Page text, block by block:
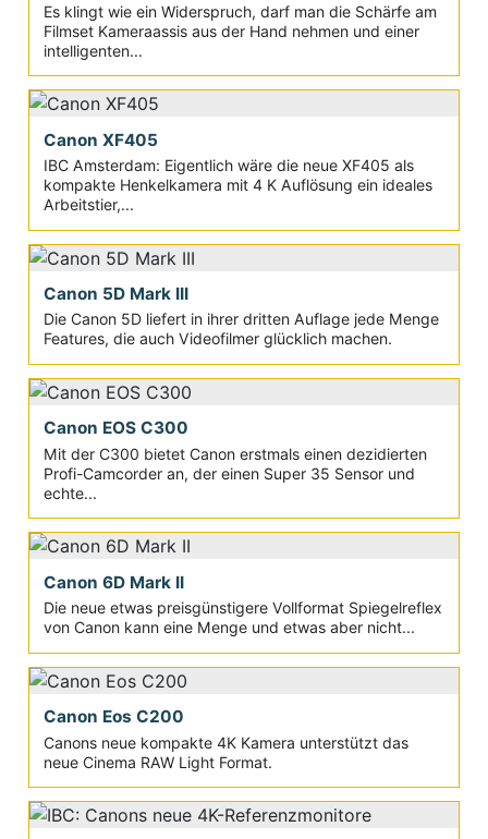
Es klingt wie ein Widerspruch, darf man die Schärfe am
Filmset Kameraassis aus der Hand nehmen und einer
intelligenten...
Canon XF405
IBC Amsterdam: Eigentlich wäre die neue XF405 als
kompakte Henkelkamera mit 4 K Auflösung ein ideales
Arbeitstier,...
Canon 5D Mark III
Die Canon 5D liefert in ihrer dritten Auflage jede Menge
Features, die auch Videofilmer glücklich machen.
Canon EOS C300
Mit der C300 bietet Canon erstmals einen dezidierten
Profi-Camcorder an, der einen Super 35 Sensor und
echte...
Canon 6D Mark II
Die neue etwas preisgünstigere Vollformat Spiegelreflex
von Canon kann eine Menge und etwas aber nicht...
Canon Eos C200
Canons neue kompakte 4K Kamera unterstützt das
neue Cinema RAW Light Format.